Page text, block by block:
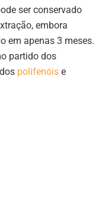
ser conservado
embora
em apenas 3 meses.
partido dos
polifenóis e